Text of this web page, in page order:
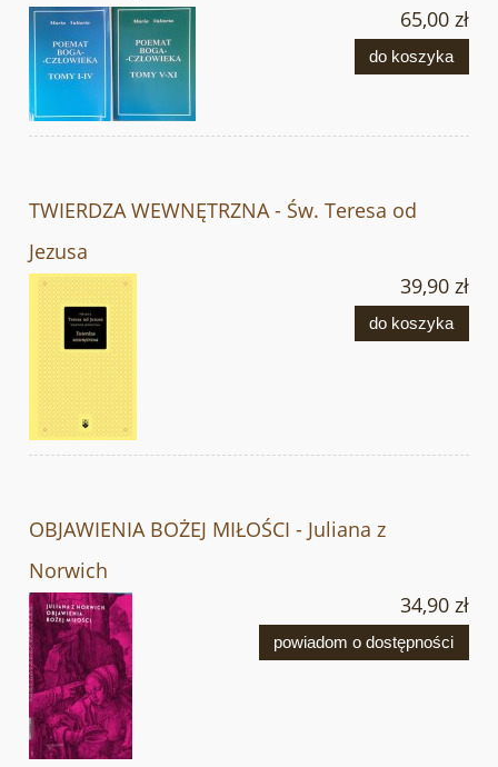
65,00 zł
do koszyka
TWIERDZA WEWNĘTRZNA - Św. Teresa od
Jezusa
39,90 zł
do koszyka
OBJAWIENIA BOŻEJ MIŁOŚCI - Juliana z
Norwich
34,90 zł
powiadom o dostępności